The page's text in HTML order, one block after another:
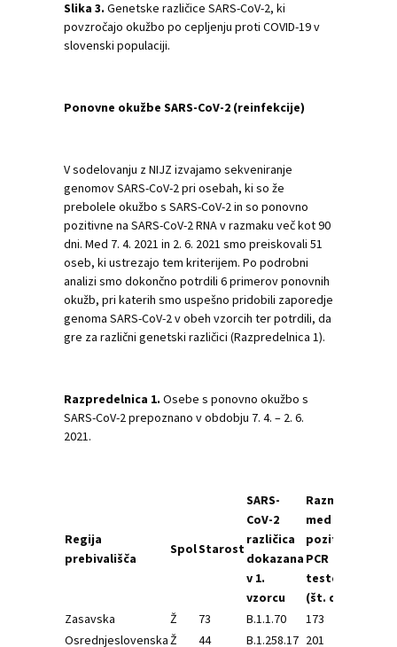
Slika 3. Genetske različice SARS-CoV-2, ki
povzročajo okužbo po cepljenju proti COVID-19 v
slovenski populaciji.
Ponovne okužbe SARS-CoV-2 (reinfekcije)
V sodelovanju z NIJZ izvajamo sekveniranje
genomov SARS-CoV-2 pri osebah, ki so že
prebolele okužbo s SARS-CoV-2 in so ponovno
pozitivne na SARS-CoV-2 RNA v razmaku več kot 90
dni. Med 7. 4. 2021 in 2. 6. 2021 smo preiskovali 51
oseb, ki ustrezajo tem kriterijem. Po podrobni
analizi smo dokončno potrdili 6 primerov ponovnih
okužb, pri katerih smo uspešno pridobili zaporedje
genoma SARS-CoV-2 v obeh vzorcih ter potrdili, da
gre za različni genetski različici (Razpredelnica 1).
Razpredelnica 1. Osebe s ponovno okužbo s
SARS-CoV-2 prepoznano v obdobju 7. 4. – 2. 6.
2021.
Regija
prebivališča
SpolStarost
SARS-
CoV-2
različica
dokazana
v 1.
vzorcu
Razmak
med
pozitivnima
PCR
testoma
(št. dni)
Zasavska
Ž 73 B.1.1.70 173
OsrednjeslovenskaŽ 44 B.1.258.17 201